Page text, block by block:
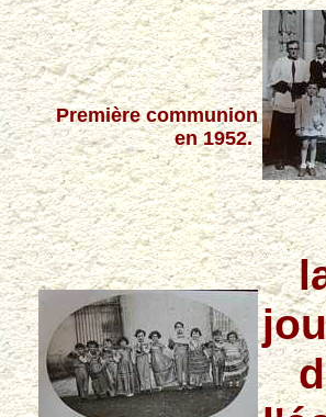
Première communion
en 1952.
la